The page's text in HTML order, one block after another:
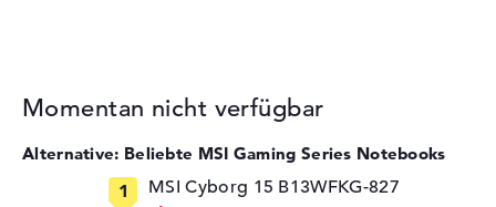
Momentan nicht verfügbar
Alternative: Beliebte MSI Gaming Series Notebooks
MSI Cyborg 15 B13WFKG-827